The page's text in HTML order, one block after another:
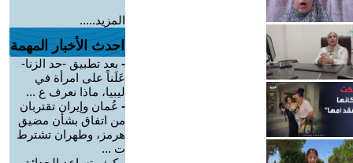
المزيد.....
احدث الأخبار المهمة
- بعد تطبيق -حد الزنا-
عَلَناً على امرأة في
ليبيا، ماذا نعرف ع ...
- عُمان وإيران تقتربان
من اتفاق بشأن مضيق
هرمز، وطهران تشترط
ت ...